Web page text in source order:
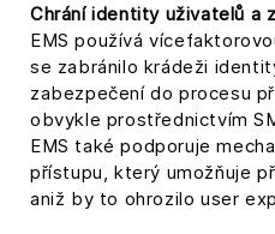
Chrání identity uživatelů a
EMS používá
se zabránilo krádeži
zabezpečení do procesu
obvykle prostřednictvím
EMS také podporuje
přístupu, který umožňuje
aniž by to ohrozilo user